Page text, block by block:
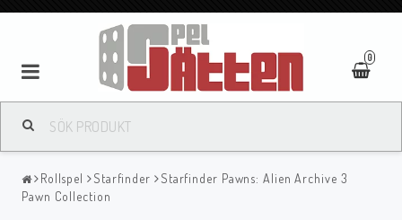
0
Rollspel Starfinder
Starfinder Pawns: Alien Archive 3
Pawn Collection